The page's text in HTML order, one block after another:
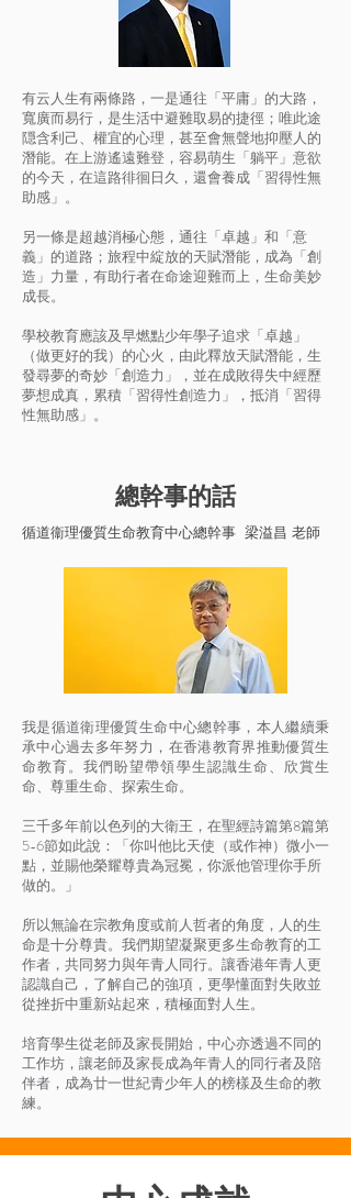
有云人生有兩條路，一是通往「平庸」的大路，
寬廣而易行，是生活中避難取易的捷徑；唯此途
隠含利己、權宜的心理，甚至會無聲地抑壓人的
潛能。在上游遙遠難登，容易萌生「躺平」意欲
的今天，在這路徘徊日久，還會養成「習得性無
助感」。
另一條是超越消極心態，通往「卓越」和「意
義」的道路；旅程中綻放的天賦潛能，成為「創
造」力量，有助行者在命途迎難而上，生命美妙
成長。
學校教育應該及早燃點少年學子追求「卓越」
（做更好的我）的心火，由此釋放天賦潛能，生
發尋夢的奇妙「創造力」，並在成敗得失中經歷
夢想成真，累積「習得性創造力」，抵消「習得
性無助感」。
​總幹事的話
​循道衞理優質生命教育中心總幹事 梁溢昌 老師
我是循道衛理優質生命中心總幹事，本人繼續秉
承中心過去多年努力，在香港教育界推動優質生
命教育。我們盼望帶領學生認識生命、欣賞生
命、尊重生命、探索生命。
三千多年前以色列的大衛王，在聖經詩篇第8篇第
5-6節如此說：「你叫他比天使（或作神）微小一
點，並賜他榮耀尊貴為冠冕，你派他管理你手所
做的。」
所以無論在宗教角度或前人哲者的角度，人的生
命是十分尊貴。我們期望凝聚更多生命教育的工
作者，共同努力與年青人同行。讓香港年青人更
認識自己，了解自己的強項，更學懂面對失敗並
從挫折中重新站起來，積極面對人生。
培育學生從老師及家長開始，中心亦透過不同的
工作坊，讓老師及家長成為年青人的同行者及陪
伴者，成為廿一世紀青少年人的榜樣及生命的教
練。